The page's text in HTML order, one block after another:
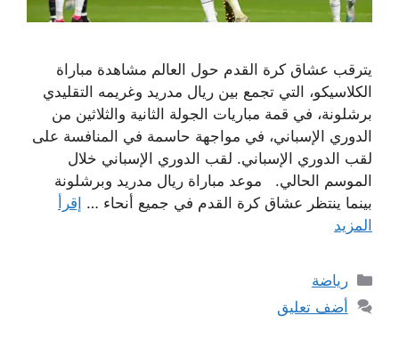
يترقب عشاق كرة القدم حول العالم مشاهدة مباراة
الكلاسيكو، التي تجمع بين ريال مدريد وغريمه التقليدي
برشلونة، في قمة مباريات الجولة الثانية والثلاثين من
الدوري الإسباني، في مواجهة حاسمة في المنافسة على
لقب الدوري الإسباني. لقب الدوري الإسباني خلال
الموسم الحالي. موعد مباراة ريال مدريد وبرشلونة
بينما ينتظر عشاق كرة القدم في جميع أنحاء … إقرأ
المزيد
التصنيفات
رياضة
أضف تعليق